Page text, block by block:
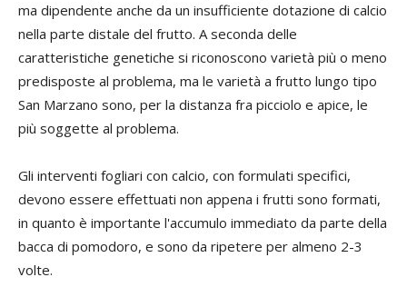
ma dipendente anche da un insufficiente dotazione di calcio
nella parte distale del frutto. A seconda delle
caratteristiche genetiche si riconoscono varietà più o meno
predisposte al problema, ma le varietà a frutto lungo tipo
San Marzano sono, per la distanza fra picciolo e apice, le
più soggette al problema.
Gli interventi fogliari con calcio, con formulati specifici,
devono essere effettuati non appena i frutti sono formati,
in quanto è importante l'accumulo immediato da parte della
bacca di pomodoro, e sono da ripetere per almeno 2-3
volte.